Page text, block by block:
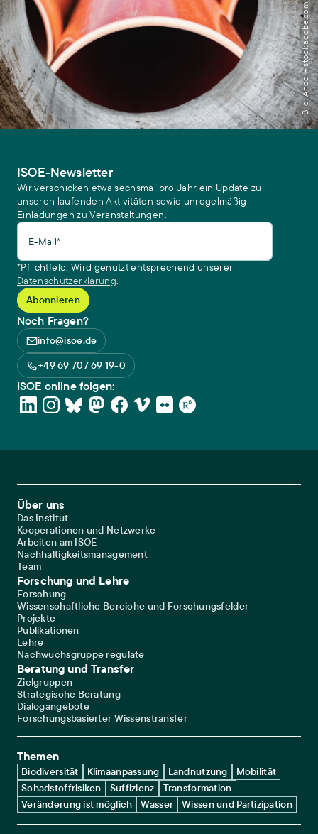
Bild: Anoo – stock.adobe.com
ISOE-Newsletter
Wir verschicken etwa sechsmal pro Jahr ein Update zu
unseren laufenden Aktivitäten sowie unregelmäßig
Einladungen zu Veranstaltungen.
E-Mail*
*Pflichtfeld. Wird genutzt entsprechend unserer
Datenschutzerklärung.
Noch Fragen?
info@isoe.de
+49 69 707 69 19-0
ISOE online folgen:
Footer Main Navigation
Über uns
Das Institut
Kooperationen und Netzwerke
Arbeiten am ISOE
Nachhaltigkeitsmanagement
Team
Forschung und Lehre
Forschung
Wissenschaftliche Bereiche und Forschungsfelder
Projekte
Publikationen
Lehre
Nachwuchsgruppe regulate
Beratung und Transfer
Zielgruppen
Strategische Beratung
Dialogangebote
Forschungsbasierter Wissenstransfer
Themen
Biodiversität Klimaanpassung Landnutzung
Mobilität
Schadstoffrisiken
Suffizienz
Transformation
Veränderung ist möglich
Wasser Wissen und Partizipation